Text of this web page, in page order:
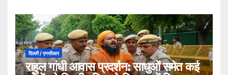
दिल्ली / एनसीआर
राहुल गांधी आवास प्रदर्शन: साधुओं समेत कई